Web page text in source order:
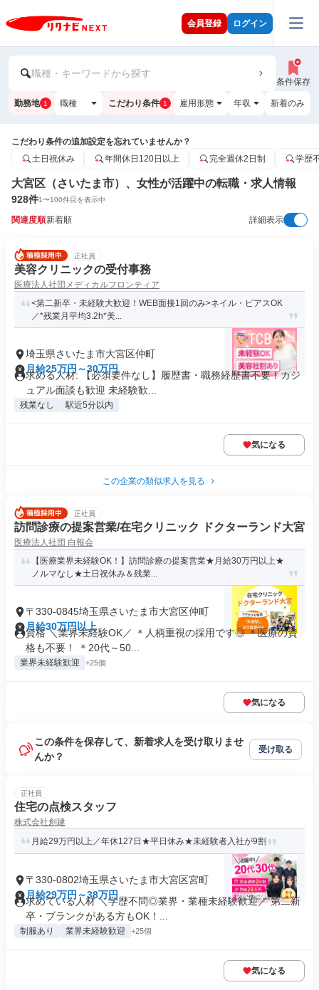
会員登録 ログイン
職種・キーワードから探す
条件保存
勤務地 1 職種 こだわり条件 1 雇用形態 年収 新着のみ
こだわり条件の追加設定を忘れていませんか？
土日祝休み
年間休日120日以上 完全週休2日制 学歴
大宮区（さいたま市）、女性が活躍中の転職・求人情報
928件1〜100件目を表示中
関連度順新着順 詳細表示
正社員
美容クリニックの受付事務
医療法人社団メディカルフロンティア
<第二新卒・未経験大歓迎！WEB面接1回のみ>ネイル・ピアスOK
／*残業月平均3.2h*美...
埼玉県さいたま市大宮区仲町
月給25万円～30万円
求める人材: 【必須要件なし】履歴書・職務経歴書不要！カジ
ュアル面談も歓迎 未経験歓...
残業なし 駅近5分以内
気になる
この企業の類似求人を見る
正社員
訪問診療の提案営業/在宅クリニック ドクターランド大宮
医療法人社団 白報会
【医療業界未経験OK！】訪問診療の提案営業★月給30万円以上★
ノルマなし★土日祝休み＆残業...
〒330-0845埼玉県さいたま市大宮区仲町
月給30万円以上
資格 ＼業界未経験OK／ ＊人柄重視の採用です◎ ＊医療の資
格も不要！ ＊20代～50...
業界未経験歓迎 +25個
気になる
この条件を保存して、新着求人を受け取りませ
んか？
受け取る
正社員
住宅の点検スタッフ
株式会社創建
月給29万円以上／年休127日★平日休み★未経験者入社が9割
〒330-0802埼玉県さいたま市大宮区宮町
月給29万円～38万円
求めている人材 ＼学歴不問◎業界・業種未経験歓迎／ 第二新
卒・ブランクがある方もOK！...
制服あり 業界未経験歓迎 +25個
気になる